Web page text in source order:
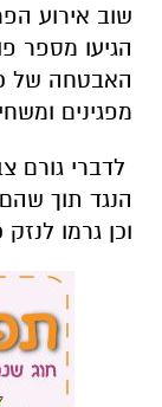
שוב אירוע
הגיעו מספר
מפגינים
לדברי גורם
הנגד תוך
וכן גרמו